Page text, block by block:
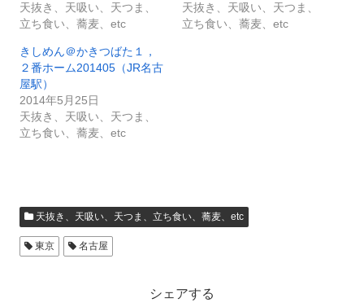
天抜き、天吸い、天つま、
立ち食い、蕎麦、etc
天抜き、天吸い、天つま、
立ち食い、蕎麦、etc
きしめん＠かきつばた１，
２番ホーム201405（JR名古
屋駅）
2014年5月25日
天抜き、天吸い、天つま、
立ち食い、蕎麦、etc
天抜き、天吸い、天つま、立ち食い、蕎麦、etc
東京 名古屋
シェアする